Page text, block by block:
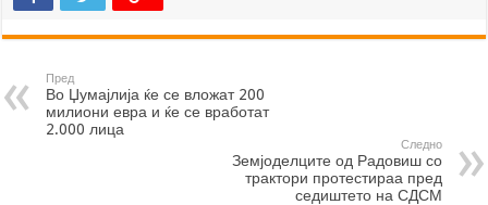
Пред
Во Џумајлија ќе се вложат 200
милиони евра и ќе се вработат
2.000 лица
Следно
Земјоделците од Радовиш со
трактори протестираа пред
седиштето на СДСМ